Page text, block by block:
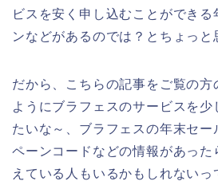
ビスを安く申し込むことができる
ンなどがあるのでは？とちょっと
だから、こちらの記事をご覧の方
ようにブラフェスのサービスを少
たいな～、ブラフェスの年末セー
ペーンコードなどの情報があった
えている人もいるかもしれないっ